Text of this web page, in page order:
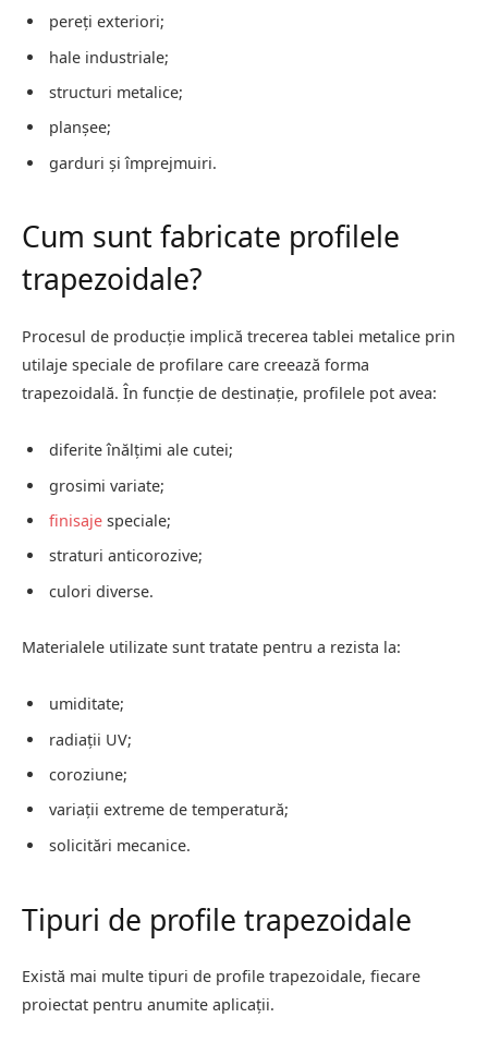
pereți exteriori;
hale industriale;
structuri metalice;
planșee;
garduri și împrejmuiri.
Cum sunt fabricate profilele
trapezoidale?
Procesul de producție implică trecerea tablei metalice prin
utilaje speciale de profilare care creează forma
trapezoidală. În funcție de destinație, profilele pot avea:
diferite înălțimi ale cutei;
grosimi variate;
finisaje speciale;
straturi anticorozive;
culori diverse.
Materialele utilizate sunt tratate pentru a rezista la:
umiditate;
radiații UV;
coroziune;
variații extreme de temperatură;
solicitări mecanice.
Tipuri de profile trapezoidale
Există mai multe tipuri de profile trapezoidale, fiecare
proiectat pentru anumite aplicații.